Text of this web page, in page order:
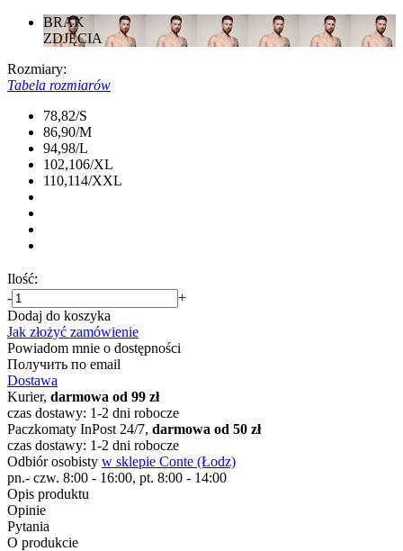
BRAK
ZDJĘCIA
Rozmiary:
Tabela rozmiarów
78,82/S
86,90/M
94,98/L
102,106/XL
110,114/XXL
Ilość:
-
+
Dodaj do koszyka
Jak złożyć zamówienie
Powiadom mnie o dostępności
Получить по email
Dostawa
Kurier, darmowa od 99 zł
czas dostawy: 1-2 dni robocze
Paczkomaty InPost 24/7, darmowa od 50 zł
czas dostawy: 1-2 dni robocze
Odbiór osobisty w sklepie Conte (Łodz)
pn.- czw. 8:00 - 16:00, pt. 8:00 - 14:00
Opis produktu
Opinie
Pytania
O produkcie